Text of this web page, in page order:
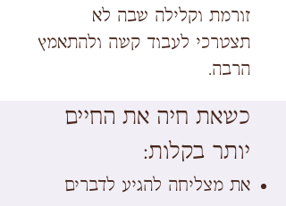
זורמת וקלילה שבה לא
תצטרכי לעבוד קשה ולהתאמץ
הרבה.
כשאת חיה את החיים
יותר בקלות:
את מצליחה להגיע לדברים